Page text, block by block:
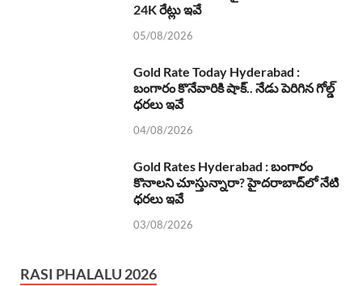
24K రేట్లు ఇవే
05/08/2026
Gold Rate Today Hyderabad :
బంగారం కొనేవారికి షాక్.. నేడు పెరిగిన గోల్డ్
ధరలు ఇవే
04/08/2026
Gold Rates Hyderabad : బంగారం
కొనాలని చూస్తున్నారా? హైదరాబాద్‌లో నేటి
ధరలు ఇవే
03/08/2026
RASI PHALALU 2026